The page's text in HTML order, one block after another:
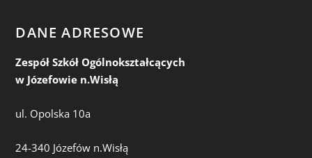
DANE ADRESOWE
Zespół Szkół Ogólnokształcących
w Józefowie n.Wisłą
ul. Opolska 10a
24-340 Józefów n.Wisłą